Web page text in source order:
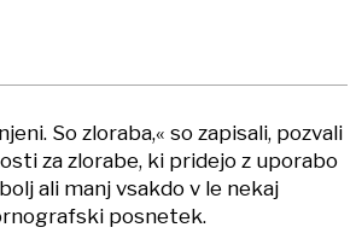
So zloraba,« so zapisali, pozvali
za zlorabe, ki pridejo z uporabo
ali manj vsakdo v le nekaj
posnetek.